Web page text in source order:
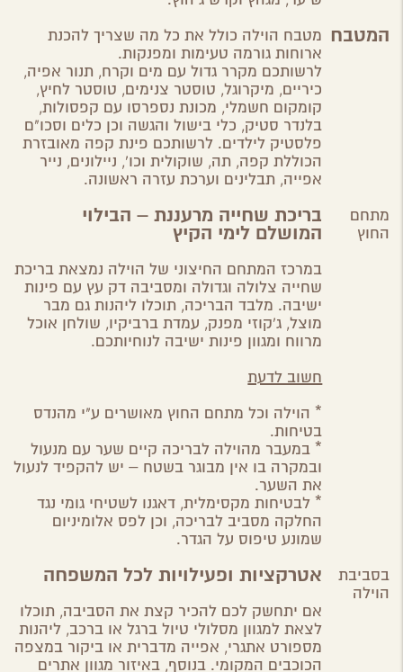
המטבח מטבח הוילה כולל את כל מה שצריך להכנת
ארוחות גורמה טעימות ומפנקות.
לרשותכם מקרר גדול עם מים וקרח, תנור אפיה,
כיריים, מיקרוגל, טוסטר צנימים, טוסטר לחיץ,
קומקום חשמלי, מכונת נספרסו עם קפסולות,
בלנדר סטיק, כלי בישול והגשה וכן כלים וסכו"ם
פלסטיק לילדים. לרשותכם פינת קפה מאובזרת
הכוללת קפה, תה, שוקולית וכו', ניילונים, נייר
אפייה, תבלינים וערכת עזרה ראשונה.
מתחם
החוץ
בריכת שחייה מרעננת – הבילוי
המושלם לימי הקיץ
במרכז המתחם החיצוני של הוילה נמצאת בריכת
שחייה צלולה וגדולה ומסביבה דק עץ עם פינות
ישיבה. מלבד הבריכה, תוכלו ליהנות גם מבר
מוצל, ג'קוזי מפנק, עמדת ברביקיו, שולחן אוכל
מרווח ומגוון פינות ישיבה לנוחיותכם.
חשוב לדעת
* הוילה וכל מתחם החוץ מאושרים ע"י מהנדס
בטיחות.
* במעבר מהוילה לבריכה קיים שער עם מנעול
ובמקרה בו אין מבוגר בשטח – יש להקפיד לנעול
את השער.
* לבטיחות מקסימלית, דאגנו לשטיחי גומי נגד
החלקה מסביב לבריכה, וכן לפס אלומיניום
שמונע טיפוס על הגדר.
בסביבת
הוילה
אטרקציות ופעילויות לכל המשפחה
אם יתחשק לכם להכיר קצת את הסביבה, תוכלו
לצאת למגוון מסלולי טיול ברגל או ברכב, ליהנות
מספורט אתגרי, אפייה מדברית או ביקור במצפה
הכוכבים המקומי. בנוסף, באיזור מגוון אתרים